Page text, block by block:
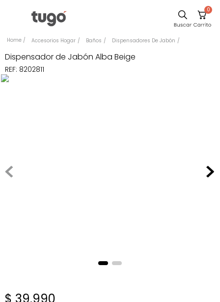
0
Accesorios Hogar Baños Dispensadores De Jabón
Dispensador de Jabón Alba Beige
REF: 8202811
Escritorio
Sillas